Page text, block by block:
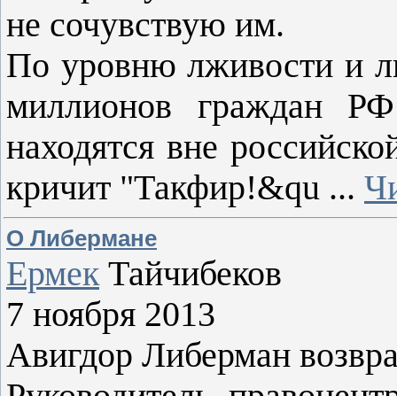
не сочувствую им.
По уровню лживости и
миллионов граждан
находятся вне
кричит "Такфир!&qu ...
О Либермане
ЕрмекТайчибеков
7 ноября 2013
Авигдор Либерман